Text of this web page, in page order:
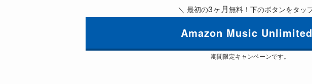
＼ 最初の3ヶ月無料！下のボタンをタッ
Amazon Music Unlimited
期間限定キャンペーンです。